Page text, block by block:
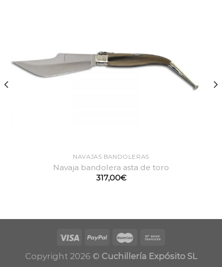
NAVAJAS BANDOLERAS
Navaja bandolera asta de toro
317,00€
Copyright 2026 © Cuchillería Expósito SL